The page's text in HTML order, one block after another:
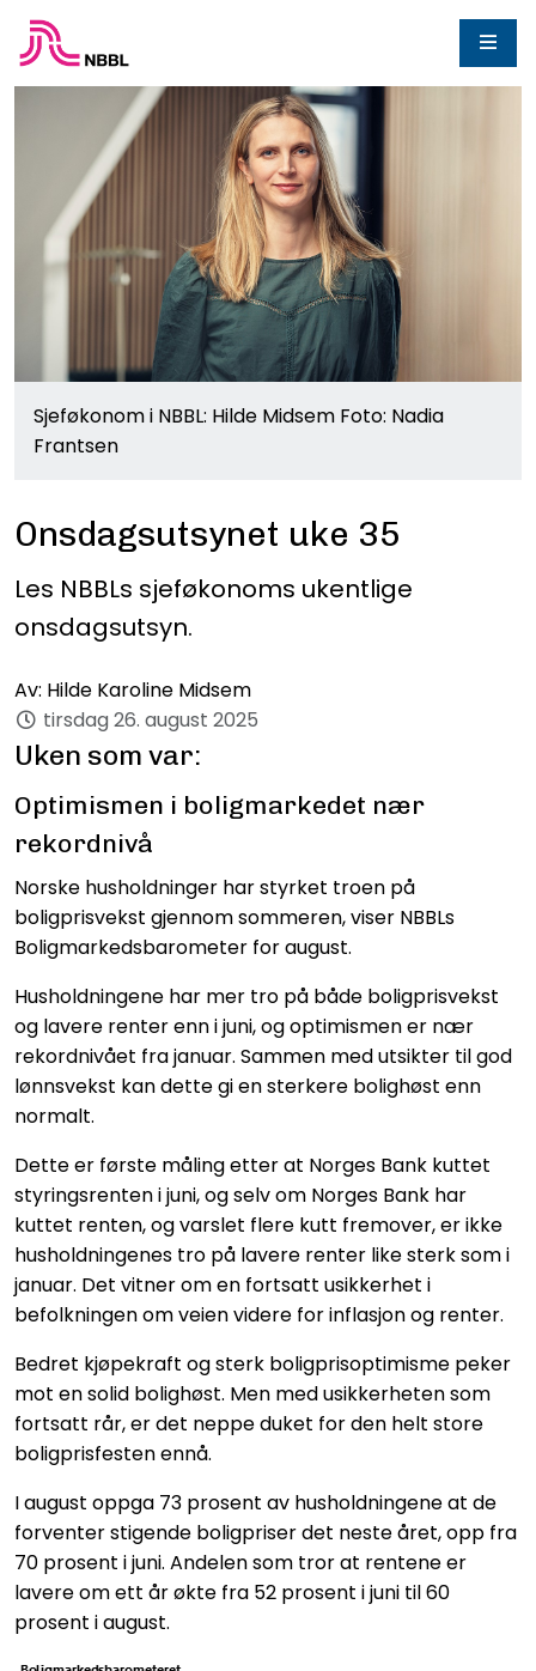
Sjeføkonom i NBBL: Hilde Midsem Foto: Nadia
Frantsen
Onsdagsutsynet uke 35
Les NBBLs sjeføkonoms ukentlige
onsdagsutsyn.
Av: Hilde Karoline Midsem
tirsdag 26. august 2025
Uken som var:
Optimismen i boligmarkedet nær
rekordnivå
Norske husholdninger har styrket troen på
boligprisvekst gjennom sommeren, viser NBBLs
Boligmarkedsbarometer for august.
Husholdningene har mer tro på både boligprisvekst
og lavere renter enn i juni, og optimismen er nær
rekordnivået fra januar. Sammen med utsikter til god
lønnsvekst kan dette gi en sterkere bolighøst enn
normalt.
Dette er første måling etter at Norges Bank kuttet
styringsrenten i juni, og selv om Norges Bank har
kuttet renten, og varslet flere kutt fremover, er ikke
husholdningenes tro på lavere renter like sterk som i
januar. Det vitner om en fortsatt usikkerhet i
befolkningen om veien videre for inflasjon og renter.
Bedret kjøpekraft og sterk boligprisoptimisme peker
mot en solid bolighøst. Men med usikkerheten som
fortsatt rår, er det neppe duket for den helt store
boligprisfesten ennå.
I august oppga 73 prosent av husholdningene at de
forventer stigende boligpriser det neste året, opp fra
70 prosent i juni. Andelen som tror at rentene er
lavere om ett år økte fra 52 prosent i juni til 60
prosent i august.